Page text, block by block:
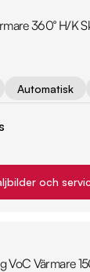
360° H/K
Automatisk
och
VoC Värmare